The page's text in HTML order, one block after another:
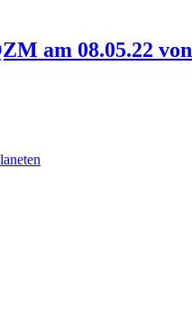
am 08.05.22 von